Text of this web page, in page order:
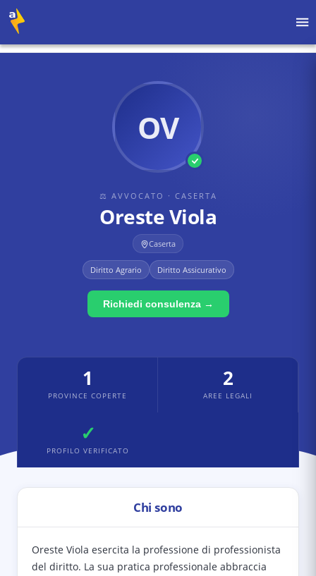
OV
⚖ AVVOCATO · CASERTA
Oreste Viola
Caserta
Diritto Agrario Diritto Assicurativo
Richiedi consulenza →
1
PROVINCE COPERTE
2
AREE LEGALI
✓
PROFILO VERIFICATO
Chi sono
Oreste Viola esercita la professione di professionista
del diritto. La sua pratica professionale abbraccia